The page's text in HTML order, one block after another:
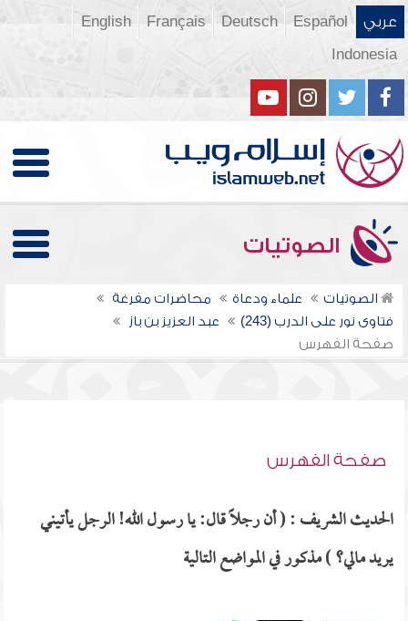
عربي Español
Deutsch
Français
English
Indonesia
الصوتيات
الصوتيات علماء ودعاة
محاضرات مفرغة
فتاوى نور على الدرب (243)
عبد العزيز بن باز
صفحة الفهرس
صفحة الفهرس
الحديث الشريف : ( أن رجلاً قال: يا رسول الله! الرجل يأتيني
يريد مالي؟ ) مذكور في المواضع التالية